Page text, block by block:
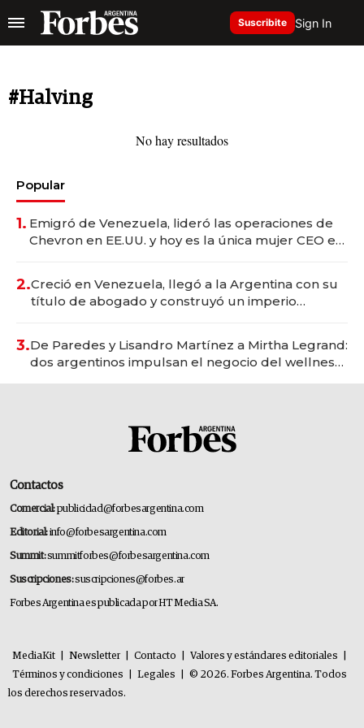
Suscribite Sign In
#Halving
No hay resultados
Popular
1. Emigró de Venezuela, lideró las operaciones de
Chevron en EE.UU. y hoy es la única mujer CEO en
2.Creció en Venezuela, llegó a la Argentina con su
título de abogado y construyó un imperio
3.De Paredes y Lisandro Martínez a Mirtha Legrand:
dos argentinos impulsan el negocio del wellness
Contactos
Comercial:publicidad@forbesargentina.com
Editorial:info@forbesargentina.com
Summit:summitforbes@forbesargentina.com
Suscripciones:suscripciones@forbes.ar
Forbes Argentina es publicada por HT Media SA.
MediaKit Newsletter Contacto Valores y estándares editoriales
Términos y condiciones
Legales
© 2026. Forbes Argentina. Todos
los derechos reservados.